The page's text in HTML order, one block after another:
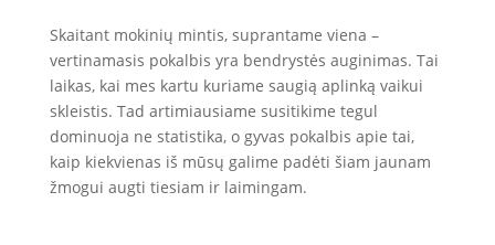
Skaitant mokinių mintis, suprantame viena –
vertinamasis pokalbis yra bendrystės auginimas. Tai
laikas, kai mes kartu kuriame saugią aplinką vaikui
skleistis. Tad artimiausiame susitikime tegul
dominuoja ne statistika, o gyvas pokalbis apie tai,
kaip kiekvienas iš mūsų galime padėti šiam jaunam
žmogui augti tiesiam ir laimingam.